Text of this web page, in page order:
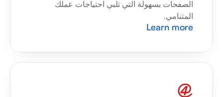
المتنامي.
Learn more